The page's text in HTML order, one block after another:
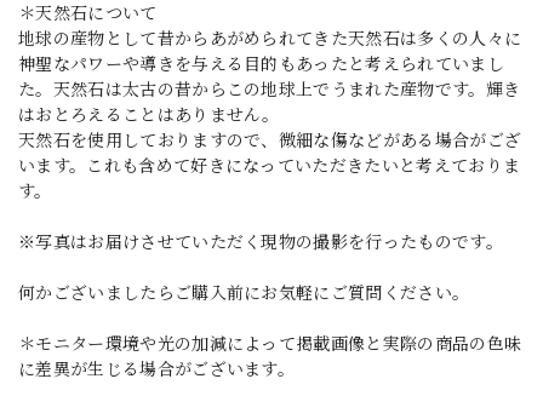
＊天然石について
地球の産物として昔からあがめられてきた天然石は多くの人々に
神聖なパワーや導きを与える目的もあったと考えられていまし
た。天然石は太古の昔からこの地球上でうまれた産物です。輝き
はおとろえることはありません。
天然石を使用しておりますので、微細な傷などがある場合がござ
います。これも含めて好きになっていただきたいと考えておりま
す。
※写真はお届けさせていただく現物の撮影を行ったものです。
何かございましたらご購入前にお気軽にご質問ください。
＊モニター環境や光の加減によって掲載画像と実際の商品の色味
に差異が生じる場合がございます。